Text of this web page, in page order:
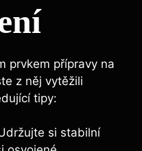
prvkem přípravy na
z něj vytěžili
tipy:
si stabilní